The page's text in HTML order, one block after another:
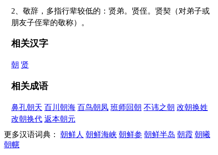
2、敬辞，多指行辈较低的：贤弟。贤侄。贤契（对弟子或
朋友子侄辈的敬称）。
相关汉字
朝 贤
相关成语
鼻孔朝天 百川朝海 百鸟朝凤 班师回朝 不讳之朝 改朝换姓
改朝换代 返本朝元
更多汉语词典： 朝鲜人 朝鲜海峡 朝鲜参 朝鲜半岛 朝霞 朝曦
朝幰